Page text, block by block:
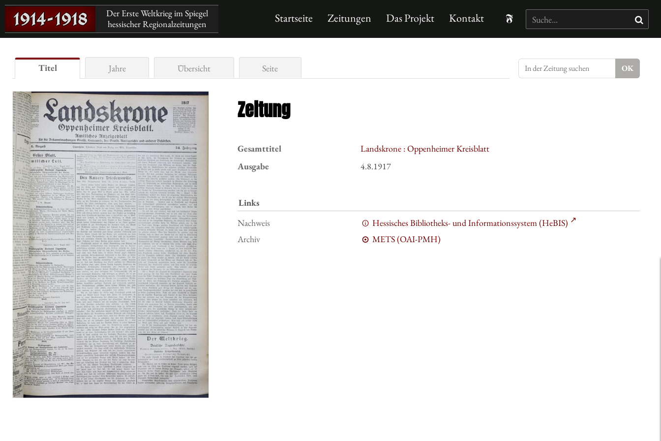
Der Erste Weltkrieg im Spiegel
hessischer Regionalzeitungen
Startseite Zeitungen Das Projekt Kontakt
Titel Jahre Übersicht Seite
Zeitung
Gesamttitel
Landskrone : Oppenheimer Kreisblatt
Ausgabe
4.8.1917
Links
Nachweis
Hessisches Bibliotheks- und Informationssystem (HeBIS)
Archiv
METS (OAI-PMH)